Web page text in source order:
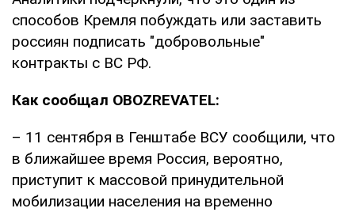
способов Кремля побуждать или заставить
россиян подписать "добровольные"
контракты с ВС РФ.
Как сообщал OBOZREVATEL:
– 11 сентября в Генштабе ВСУ сообщили, что
в ближайшее время Россия, вероятно,
приступит к массовой принудительной
мобилизации населения на временно